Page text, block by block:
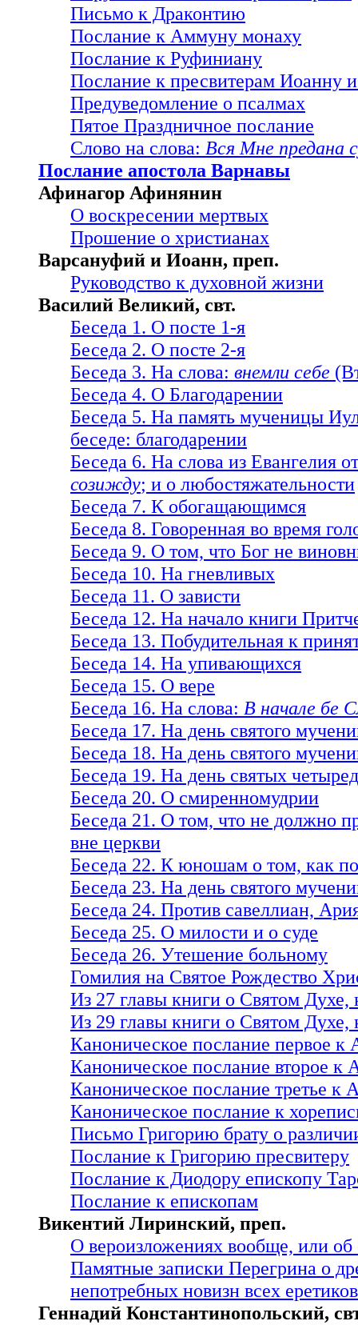
Письмо к Драконтию
Послание к Аммуну монаху
Послание к Руфиниану
Послание к пресвитерам Иоанну
Предуведомление о псалмах
Пятое Праздничное послание
Слово на слова: Вся Мне предана
Послание апостола Варнавы
Афинагор Афинянин
О воскресении мертвых
Прошение о христианах
Варсануфий и Иоанн, преп.
Руководство к духовной жизни
Василий Великий, свт.
Беседа 1. О посте 1-я
Беседа 2. О посте 2-я
Беседа 3. На слова: внемли себе
Беседа 4. О Благодарении
Беседа 5. На память мученицы
беседе: благодарении
Беседа 6. На слова из Евангелия
созижду; и о любостяжательности
Беседа 7. К обогащающимся
Беседа 8. Говоренная во время
Беседа 9. О том, что Бог не
Беседа 10. На гневливых
Беседа 11. О зависти
Беседа 12. На начало книги
Беседа 13. Побудительная к
Беседа 14. На упивающихся
Беседа 15. О вере
Беседа 16. На слова: В начале бе
Беседа 17. На день святого
Беседа 18. На день святого
Беседа 19. На день святых
Беседа 20. О смиренномудрии
Беседа 21. О том, что не должно
вне церкви
Беседа 22. К юношам о том, как
Беседа 23. На день святого
Беседа 24. Против савеллиан,
Беседа 25. О милости и о суде
Беседа 26. Утешение больному
Гомилия на Святое Рождество
Из 27 главы книги о Святом
Из 29 главы книги о Святом
Каноническое послание первое
Каноническое послание второе
Каноническое послание третье
Каноническое послание к
Письмо Григорию брату о
Послание к Григорию пресвитеру
Послание к Диодору епископу
Послание к епископам
Викентий Лиринский, преп.
О вероизложениях вообще, или
Памятные записки Перегрина о
непотребных новизн всех еретиков
Геннадий Константинопольский,